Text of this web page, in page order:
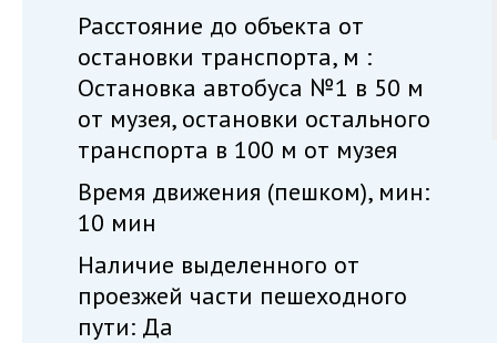
Расстояние до объекта от
остановки транспорта, м :
Остановка автобуса №1 в 50 м
от музея, остановки остального
транспорта в 100 м от музея
Время движения (пешком), мин:
10 мин
Наличие выделенного от
проезжей части пешеходного
пути: Да